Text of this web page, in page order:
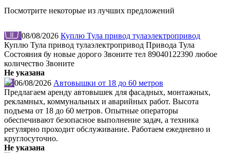
Посмотрите некоторые из лучших предложений
08/08/2026 Куплю Тула привод тулаэлектропривод
Куплю Тула привод тулаэлектропривод Привода Тула
Состояния бу новые дорого Звоните тел 89040122390 любое
количество Звоните
Не указана
06/08/2026 Автовышки от 18 до 60 метров
Предлагаем аренду автовышек для фасадных, монтажных,
рекламных, коммунальных и аварийных работ. Высота
подъема от 18 до 60 метров. Опытные операторы
обеспечивают безопасное выполнение задач, а техника
регулярно проходит обслуживание. Работаем ежедневно и
круглосуточно.
Не указана